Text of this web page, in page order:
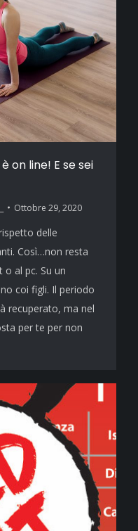
on line! E se sei
Ottobre 29, 2020
delle
Così…non resta
o al pc. Su un
coi figli. Il periodo
recuperato, ma nel
per te per non